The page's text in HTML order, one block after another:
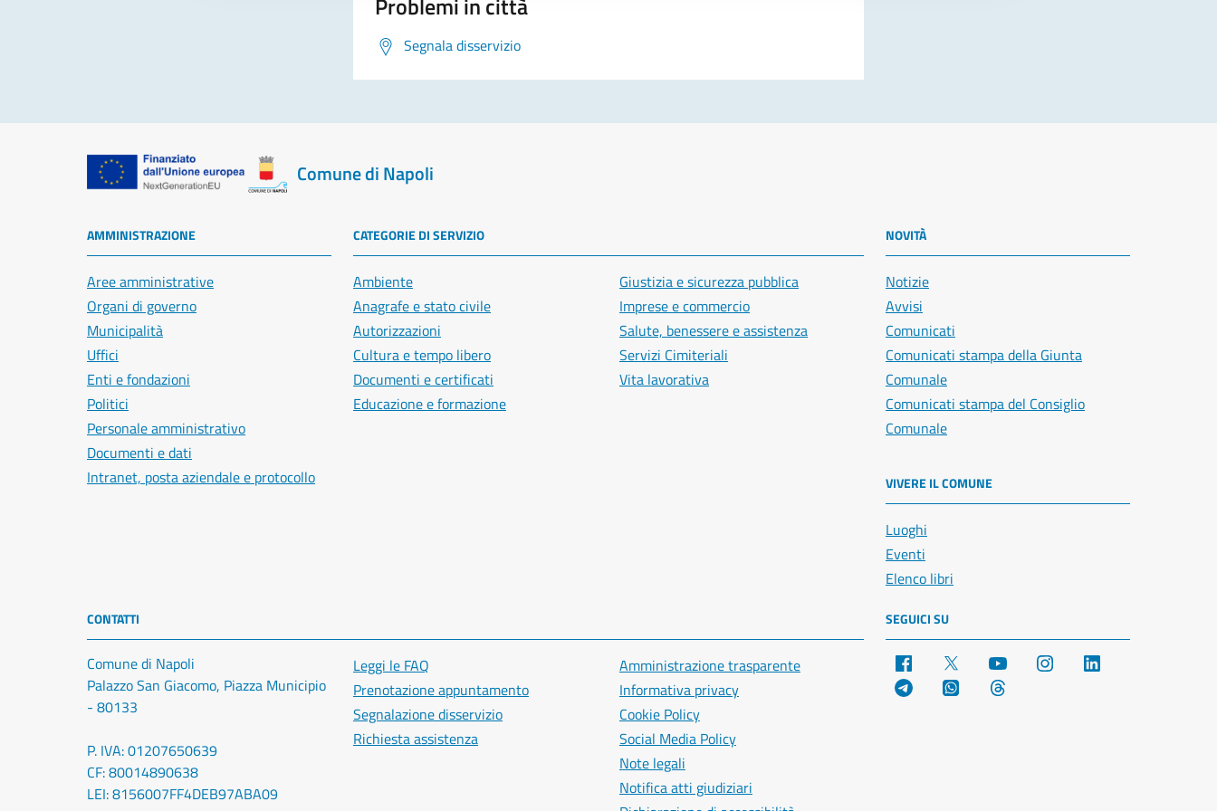
Segnala disservizio
Comune di Napoli
AMMINISTRAZIONE
Aree amministrative
Organi di governo
Municipalità
Uffici
Enti e fondazioni
Politici
Personale amministrativo
Documenti e dati
Intranet, posta aziendale e protocollo
CATEGORIE DI SERVIZIO
Ambiente
Anagrafe e stato civile
Autorizzazioni
Cultura e tempo libero
Documenti e certificati
Educazione e formazione
Giustizia e sicurezza pubblica
Imprese e commercio
Salute, benessere e assistenza
Servizi Cimiteriali
Vita lavorativa
NOVITÀ
Notizie
Avvisi
Comunicati
Comunicati stampa della Giunta
Comunale
Comunicati stampa del Consiglio
Comunale
VIVERE IL COMUNE
Luoghi
Eventi
Elenco libri
CONTATTI
Comune di Napoli
Palazzo San Giacomo, Piazza Municipio
- 80133
P. IVA: 01207650639
CF: 80014890638
LEI: 8156007FF4DEB97ABA09
Leggi le FAQ
Prenotazione appuntamento
Segnalazione disservizio
Richiesta assistenza
Amministrazione trasparente
Informativa privacy
Cookie Policy
Social Media Policy
Note legali
Notifica atti giudiziari
SEGUICI SU
Facebook YouTube Instagram
Telegram WhatsApp